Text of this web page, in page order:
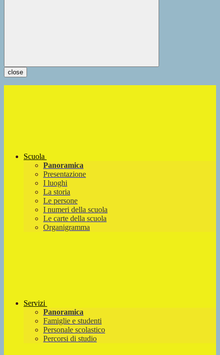
close
Scuola
Panoramica
Presentazione
I luoghi
La storia
Le persone
I numeri della scuola
Le carte della scuola
Organigramma
Servizi
Panoramica
Famiglie e studenti
Personale scolastico
Percorsi di studio